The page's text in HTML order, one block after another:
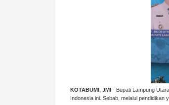
KOTABUMI, JMI - Bupati Lampung
Indonesia ini. Sebab, melalui